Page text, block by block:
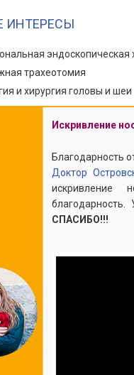
ИНТЕРЕСЫ
эндоскопическая
трахеотомия
и хирургия головы и шеи
Искривление
Благодарность
Доктор
искривление
СПАСИБО!!!